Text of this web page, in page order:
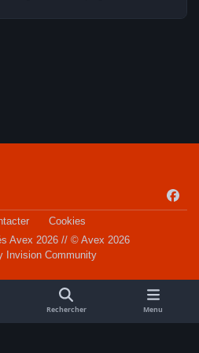
a
o
k
Cookies
Avex 2026 // © Avex 2026
Invision Community
Rechercher Menu